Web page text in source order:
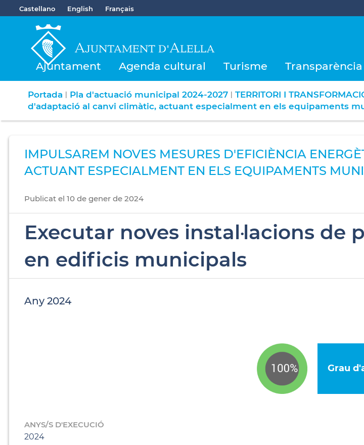
Castellano English Français
Ajuntament Agenda cultural Turisme Transparència
Portada | Pla d'actuació municipal 2024-2027 | TERRITORI I
d'adaptació al canvi climàtic, actuant especialment en els equipaments
IMPULSAREM NOVES MESURES D'EFICIÈNCIA
ACTUANT ESPECIALMENT EN ELS EQUIPAMENTS
Publicat el 10 de gener de 2024
Executar noves instal·lacions de
en edificis municipals
Any 2024
Grau
ANYS/S D'EXECUCIÓ
2024